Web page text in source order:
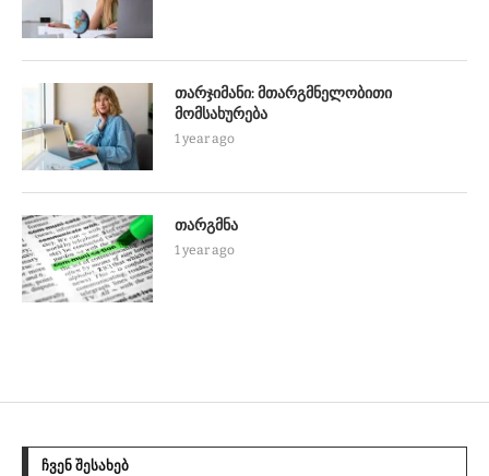
თარჯიმანი: მთარგმნელობითი
მომსახურება
1 year ago
თარგმნა
1 year ago
ᲩᲕᲔᲜ ᲨᲔᲡᲐᲮᲔᲑ